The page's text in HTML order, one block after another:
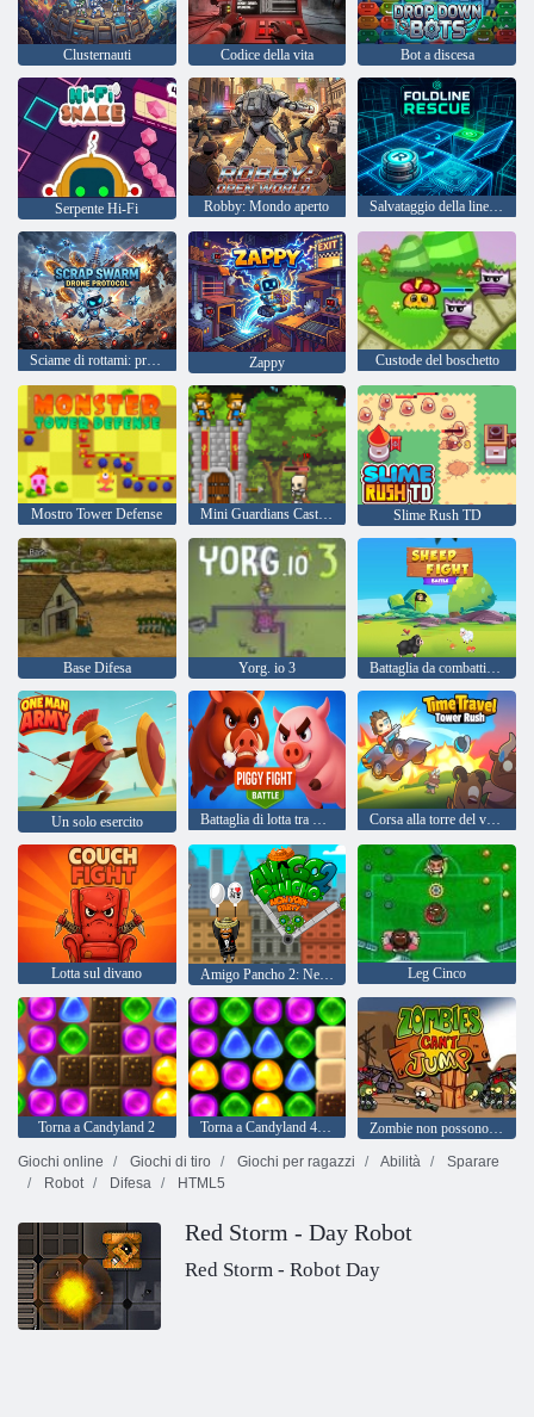
Clusternauti Codice della vita Bot a discesa
Serpente Hi-Fi Robby: Mondo aperto Salvataggio della linea di piegatura
Sciame di rottami: protocollo drone Zappy Custode del boschetto
Mostro Tower Defense Mini Guardians Castle Defense Slime Rush TD
Base Difesa Yorg. io 3 Battaglia da combattimento delle pecore
Un solo esercito Battaglia di lotta tra maialini Corsa alla torre del viaggio nel tempo
Lotta sul divano Amigo Pancho 2: New York Party Leg Cinco
Torna a Candyland 2 Torna a Candyland 4: Lollipop Garden
Zombie non possono saltare
Giochi online
Giochi di tiro Giochi per ragazzi Abilità
Sparare
Robot
Difesa HTML5
Red Storm - Day Robot
Red Storm - Robot Day